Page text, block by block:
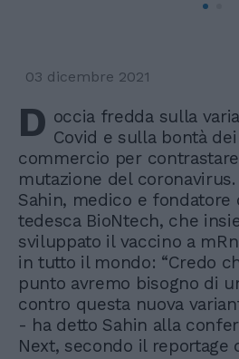
03 dicembre 2021
D occia fredda sulla
Covid e sulla bontà
commercio per
mutazione del
Sahin, medico e fondatore
tedesca BioNtech, che
sviluppato il vaccino a
in tutto il mondo: “Credo
punto avremo bisogno di
contro questa nuova
- ha detto Sahin alla
Next, secondo il reportage